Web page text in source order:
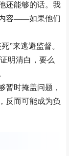
还能够的话。我
内容——如果他们
”来逃避监督。
明清白，要么
暂时掩盖问题，
反而可能成为负